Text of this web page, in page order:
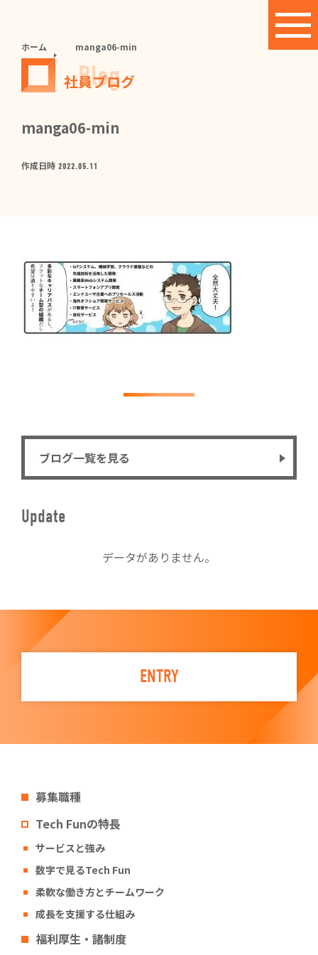
ホーム manga06-min
Blog
社員ブログ
manga06-min
作成日時 2022.05.11
ブログ一覧を見る
Update
データがありません。
ENTRY
募集職種
Tech Funの特長
サービスと強み
数字で見るTech Fun
柔軟な働き方とチームワーク
成長を支援する仕組み
福利厚生・諸制度